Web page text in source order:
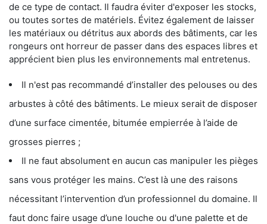
de ce type de contact. Il faudra éviter d'exposer les stocks,
ou toutes sortes de matériels. Évitez également de laisser
les matériaux ou détritus aux abords des bâtiments, car les
rongeurs ont horreur de passer dans des espaces libres et
apprécient bien plus les environnements mal entretenus.
Il n'est pas recommandé d’installer des pelouses ou des
arbustes à côté des bâtiments. Le mieux serait de disposer
d’une surface cimentée, bitumée empierrée à l’aide de
grosses pierres ;
Il ne faut absolument en aucun cas manipuler les pièges
sans vous protéger les mains. C’est là une des raisons
nécessitant l’intervention d’un professionnel du domaine. Il
faut donc faire usage d’une louche ou d'une palette et de